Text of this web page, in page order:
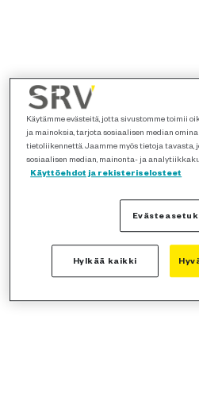
Käytämme evästeitä, jotta sivustomme toimii
ja mainoksia, tarjota sosiaalisen median
tietoliikennettä. Jaamme myös tietoja tavasta,
sosiaalisen median, mainonta- ja
Käyttöehdot ja rekisteriselosteet
Hylkää kaikki